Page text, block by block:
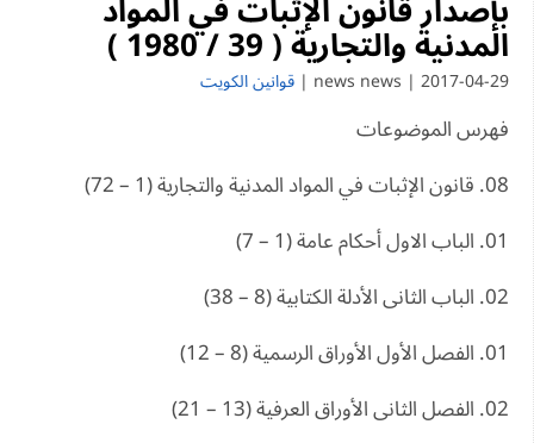
المدنية والتجارية ( 39 / 1980 )
2017-04-29 | news news | قوانين الكويت
فهرس الموضوعات
08. قانون الإثبات في المواد المدنية والتجارية (1 – 72)
01. الباب الاول أحكام عامة (1 – 7)
02. الباب الثانى الأدلة الكتابية (8 – 38)
01. الفصل الأول الأوراق الرسمية (8 – 12)
02. الفصل الثانى الأوراق العرفية (13 – 21)